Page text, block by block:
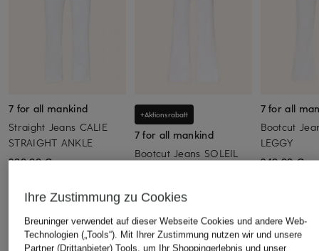
7 for all mankind
Straight Jeans CALIE
STRAIGHT ANKLE
239,99 €
+Aktionsrabatt
7 for all mankind
Bootcut Jeans SOLEIL
Bestpreis:161,49 €
Ursprünglich:
7 for all
Bootcut
LEGGY
249,99 €
Ihre Zustimmung zu Cookies
Breuninger verwendet auf dieser Webseite Cookies und andere Web-
Technologien („Tools“). Mit Ihrer Zustimmung nutzen wir und unsere
Partner (Drittanbieter) Tools, um Ihr Shoppingerlebnis und unser